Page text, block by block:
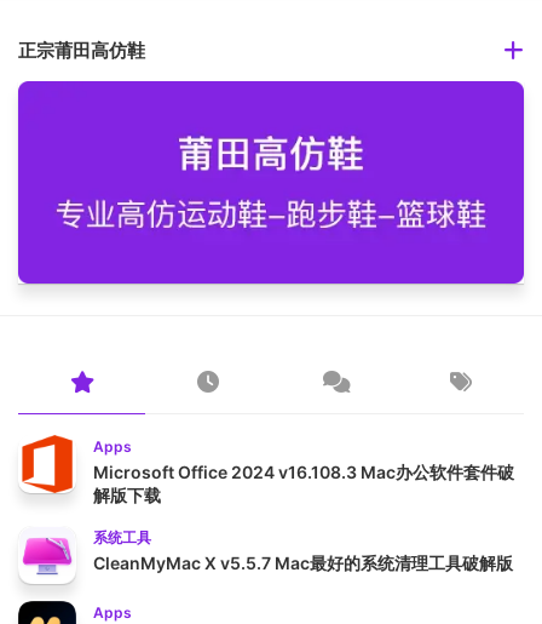
正宗莆田高仿鞋
Apps
Microsoft Office 2024 v16.108.3 Mac办公软件套件破
解版下载
系统工具
CleanMyMac X v5.5.7 Mac最好的系统清理工具破解版
Apps